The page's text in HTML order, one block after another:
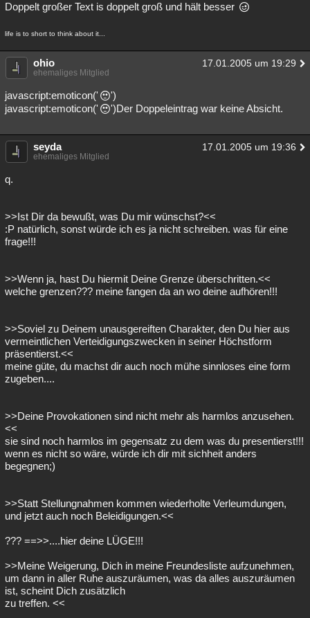
Doppelt großer Text is doppelt groß und hält besser
life is to short to think about it...
ohio 17.01.2005 um 19:29
ehemaliges Mitglied
javascript:emoticon('
')
javascript:emoticon('
')Der Doppeleintrag war keine Absicht.
seyda 17.01.2005 um 19:36
ehemaliges Mitglied
q.
>>Ist Dir da bewußt, was Du mir wünschst?<<
:P natürlich, sonst würde ich es ja nicht schreiben. was für eine
frage!!!
>>Wenn ja, hast Du hiermit Deine Grenze überschritten.<<
welche grenzen??? meine fangen da an wo deine aufhören!!!
>>Soviel zu Deinem unausgereiften Charakter, den Du hier aus
vermeintlichen Verteidigungszwecken in seiner Höchstform
präsentierst.<<
meine güte, du machst dir auch noch mühe sinnloses eine form
zugeben....
>>Deine Provokationen sind nicht mehr als harmlos anzusehen.
<<
sie sind noch harmlos im gegensatz zu dem was du presentierst!!!
wenn es nicht so wäre, würde ich dir mit sichheit anders
begegnen;)
>>Statt Stellungnahmen kommen wiederholte Verleumdungen,
und jetzt auch noch Beleidigungen.<<
??? ==>>....hier deine LÜGE!!!
>>Meine Weigerung, Dich in meine Freundesliste aufzunehmen,
um dann in aller Ruhe auszuräumen, was da alles auszuräumen
ist, scheint Dich zusätzlich
zu treffen. <<